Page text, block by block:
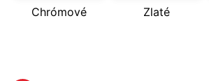
Chrómové Zlaté